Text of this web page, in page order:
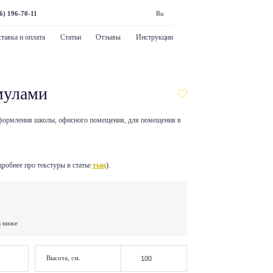
196-70-11 Ru
и оплата Статьи Отзывы Инструкции
школы, офисного помещения, для помещения в
про текстуры в статье тыц).
ниже
Высота, см.